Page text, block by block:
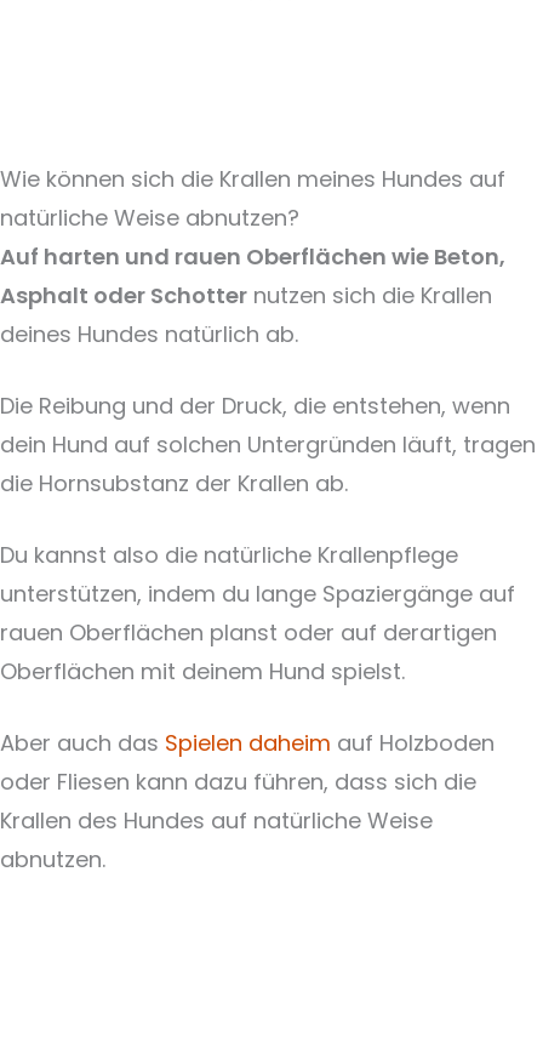
Wie können sich die Krallen meines Hundes auf
natürliche Weise abnutzen?
Auf harten und rauen Oberflächen wie Beton,
Asphalt oder Schotter nutzen sich die Krallen
deines Hundes natürlich ab.
Die Reibung und der Druck, die entstehen, wenn
dein Hund auf solchen Untergründen läuft, tragen
die Hornsubstanz der Krallen ab.
Du kannst also die natürliche Krallenpflege
unterstützen, indem du lange Spaziergänge auf
rauen Oberflächen planst oder auf derartigen
Oberflächen mit deinem Hund spielst.
Aber auch das Spielen daheim auf Holzboden
oder Fliesen kann dazu führen, dass sich die
Krallen des Hundes auf natürliche Weise
abnutzen.